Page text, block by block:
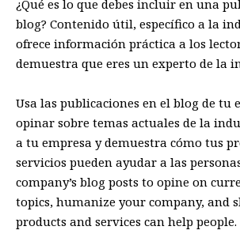
¿Qué es lo que debes incluir en una
blog? Contenido útil, específico a la
ofrece información práctica a los
demuestra que eres un experto de la
Usa las publicaciones en el blog de tu
opinar sobre temas actuales de la
a tu empresa y demuestra cómo tus
servicios pueden ayudar a las
company’s blog posts to opine on
topics, humanize your company, and
products and services can help people.